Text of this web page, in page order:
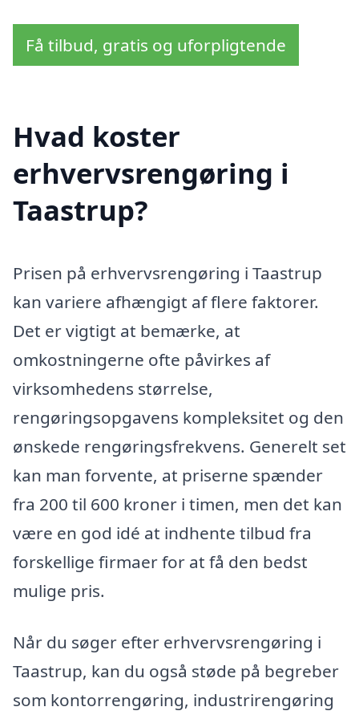
Få tilbud, gratis og uforpligtende
Hvad koster
erhvervsrengøring i
Taastrup?
Prisen på erhvervsrengøring i Taastrup
kan variere afhængigt af flere faktorer.
Det er vigtigt at bemærke, at
omkostningerne ofte påvirkes af
virksomhedens størrelse,
rengøringsopgavens kompleksitet og den
ønskede rengøringsfrekvens. Generelt set
kan man forvente, at priserne spænder
fra 200 til 600 kroner i timen, men det kan
være en god idé at indhente tilbud fra
forskellige firmaer for at få den bedst
mulige pris.
Når du søger efter erhvervsrengøring i
Taastrup, kan du også støde på begreber
som kontorrengøring, industrirengøring